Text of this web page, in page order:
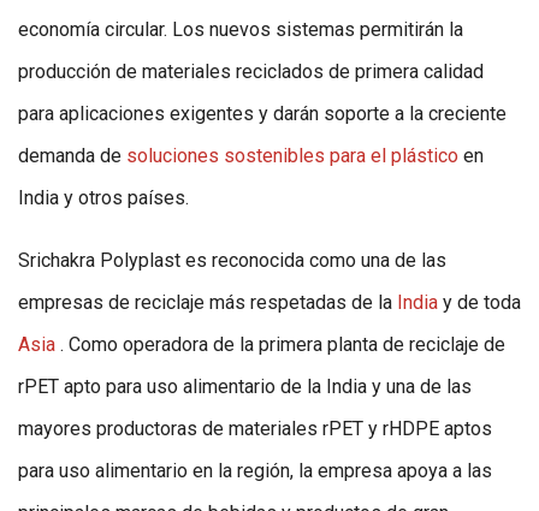
economía circular. Los nuevos sistemas permitirán la
producción de materiales reciclados de primera calidad
para aplicaciones exigentes y darán soporte a la creciente
demanda de soluciones sostenibles para el plástico en
India y otros países.
Srichakra Polyplast es reconocida como una de las
empresas de reciclaje más respetadas de la India y de toda
Asia . Como operadora de la primera planta de reciclaje de
rPET apto para uso alimentario de la India y una de las
mayores productoras de materiales rPET y rHDPE aptos
para uso alimentario en la región, la empresa apoya a las